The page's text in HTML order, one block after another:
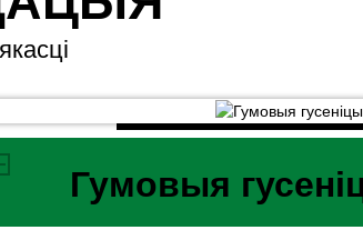
Гумовыя